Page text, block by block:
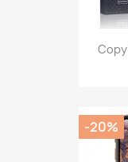
Copy
-20%